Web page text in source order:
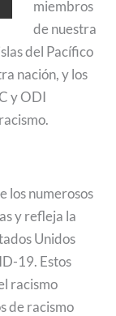
miembros
de nuestra
del Pacífico
nación, y los
y ODI
los numerosos
y refleja la
Unidos
19. Estos
racismo
de racismo